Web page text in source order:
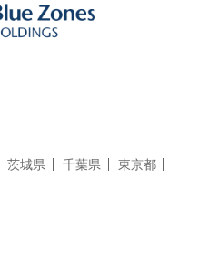
茨城県 千葉県
東京都